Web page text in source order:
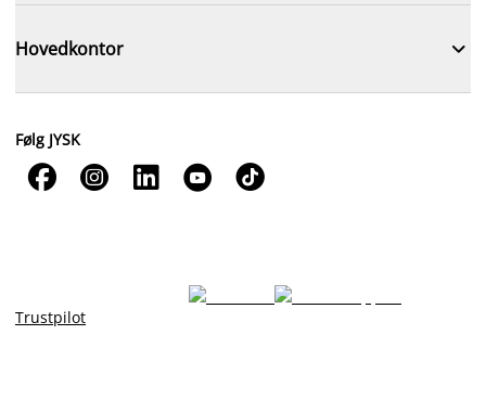
Hovedkontor 
Følg JYSK
    
Trustpilot